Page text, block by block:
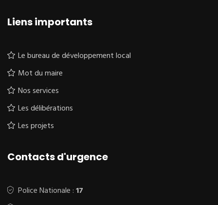
Liens importants
Le bureau de développement local
Mot du maire
Nos services
Les délibérations
Les projets
Contacts d'urgence
Police Nationale :17